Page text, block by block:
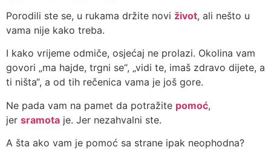
Porodili ste se, u rukama držite novi život, ali nešto u
vama nije kako treba.
I kako vrijeme odmiče, osjećaj ne prolazi. Okolina vam
govori „ma hajde, trgni se“, „vidi te, imaš zdravo dijete, a
ti ništa“, a od tih rečenica vama je još gore.
Ne pada vam na pamet da potražite pomoć,
jer sramota je. Jer nezahvalni ste.
A šta ako vam je pomoć sa strane ipak neophodna?